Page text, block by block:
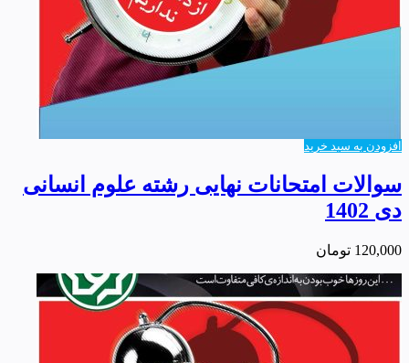
افزودن به سبد خرید
سوالات امتحانات نهایی رشته علوم انسانی
دی 1402
120,000 تومان